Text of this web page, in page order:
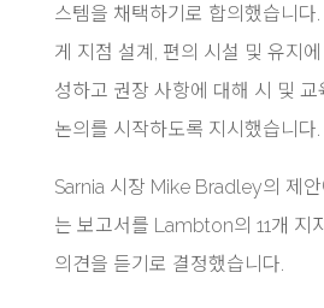
스템을 채택하기로 합의했습니다
게 지점 설계, 편의 시설 및 유지
성하고 권장 사항에 대해 시 및
논의를 시작하도록 지시했습니다.
Sarnia 시장 Mike Bradley의 제안
는 보고서를 Lambton의 11개 지
의견을 듣기로 결정했습니다.